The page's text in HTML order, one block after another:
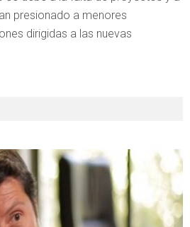
presionado a menores
dirigidas a las nuevas